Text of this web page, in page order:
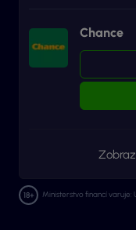
Chance
Ministerstvo financí varuje: